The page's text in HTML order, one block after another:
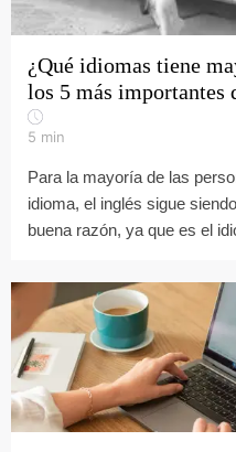
¿Qué idiomas tiene
los 5 más importantes
5 min
Para la mayoría de las
idioma, el inglés sigue
buena razón, ya que es el